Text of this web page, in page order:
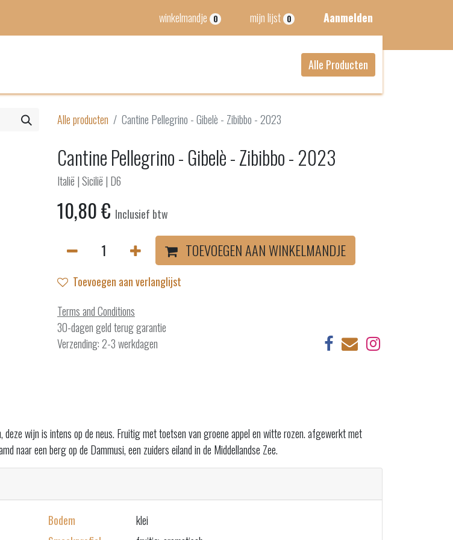
winkelmandje 0 mijn lijst 0 Aanmelden
Alle Producten
Alle producten Cantine Pellegrino - Gibelè - Zibibbo - 2023
Cantine Pellegrino - Gibelè - Zibibbo - 2023
Italië | Sicilië | D6
10,80€ Inclusief btw
TOEVOEGEN AAN WINKELMANDJE
Toevoegen aan verlanglijst
Terms and Conditions
30-dagen geld terug garantie
Verzending: 2-3 werkdagen
wijn is intens op de neus. Fruitig met toetsen van groene appel en witte rozen. afgewerkt met
naar een berg op de Dammusi, een zuiders eiland in de Middellandse Zee.
Bodem
klei